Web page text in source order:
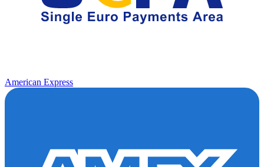
American Express